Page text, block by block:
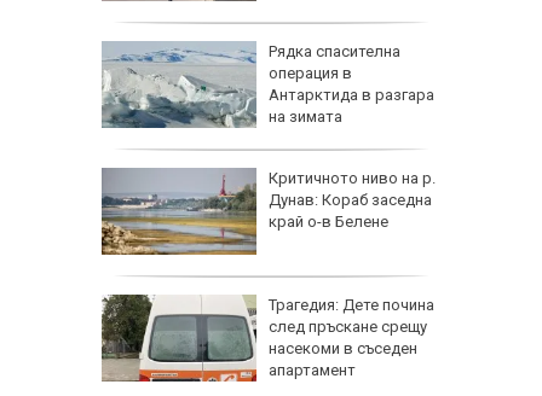
Рядка спасителна
операция в
Антарктида в разгара
на зимата
Критичното ниво на р.
Дунав: Кораб заседна
край о-в Белене
Трагедия: Дете почина
след пръскане срещу
насекоми в съседен
апартамент